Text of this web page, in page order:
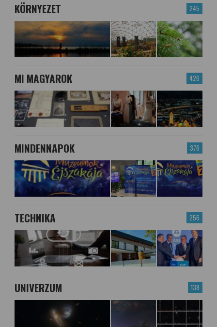
245
KÖRNYEZET
426
MI MAGYAROK
376
MINDENNAPOK
256
TECHNIKA
138
UNIVERZUM